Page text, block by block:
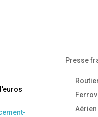
Presse
Aérien